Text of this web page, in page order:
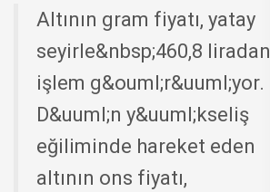
Altının gram fiyatı, yatay
seyirle&nbsp;460,8 liradan
işlem g&ouml;r&uuml;yor.
D&uuml;n y&uuml;kseliş
eğiliminde hareket eden
altının ons fiyatı,